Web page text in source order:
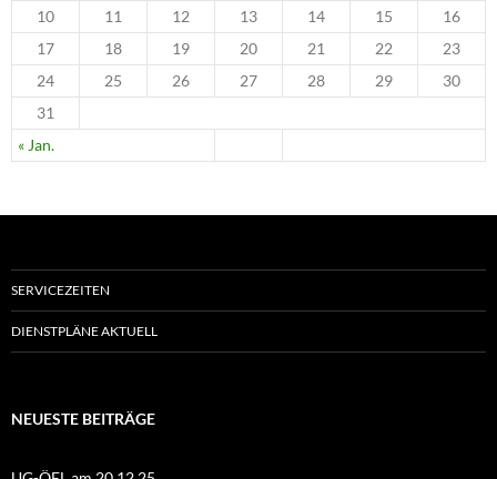
« Jan.
10
11 12 13 14 15
16
17
18 19 20 21 22
23
24
25 26 27 28 29
30
31
SERVICEZEITEN
DIENSTPLÄNE AKTUELL
NEUESTE BEITRÄGE